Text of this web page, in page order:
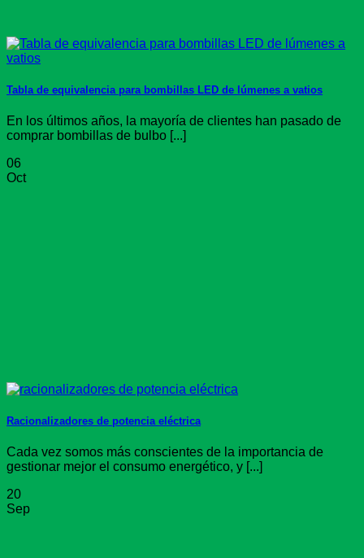
Tabla de equivalencia para bombillas LED de lúmenes a vatios
En los últimos años, la mayoría de clientes han pasado de
comprar bombillas de bulbo [...]
06
Oct
Racionalizadores de potencia eléctrica
Cada vez somos más conscientes de la importancia de
gestionar mejor el consumo energético, y [...]
20
Sep